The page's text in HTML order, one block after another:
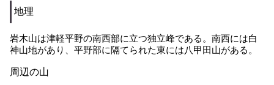
地理
岩木山は津軽平野の南西部に立つ独立峰である。南西には白
神山地があり、平野部に隔てられた東には八甲田山がある。
周辺の山